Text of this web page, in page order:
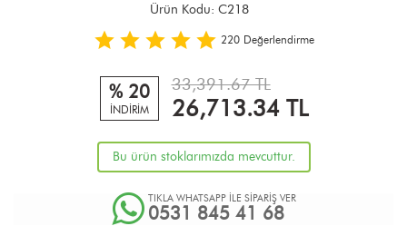
Ürün Kodu: C218
220 Değerlendirme
% 20
İNDİRİM
33,391.67 TL
26,713.34TL
Bu ürün stoklarımızda mevcuttur.
TIKLA WHATSAPP İLE SİPARİŞ VER
0531 845 41 68